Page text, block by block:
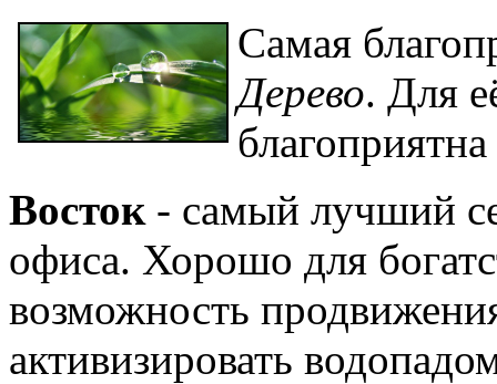
Самая
Дерево. Для
Восток- самый лучший
офиса. Хорошо для
возможность
активизировать